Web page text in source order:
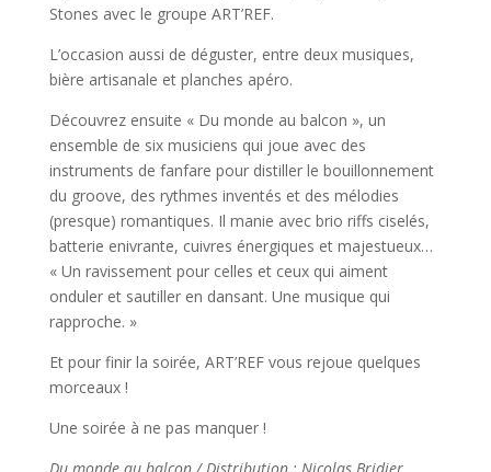
Stones avec le groupe ART’REF.
L’occasion aussi de déguster, entre deux musiques,
bière artisanale et planches apéro.
Découvrez ensuite « Du monde au balcon », un
ensemble de six musiciens qui joue avec des
instruments de fanfare pour distiller le bouillonnement
du groove, des rythmes inventés et des mélodies
(presque) romantiques. Il manie avec brio riffs ciselés,
batterie enivrante, cuivres énergiques et majestueux…
« Un ravissement pour celles et ceux qui aiment
onduler et sautiller en dansant. Une musique qui
rapproche. »
Et pour finir la soirée, ART’REF vous rejoue quelques
morceaux !
Une soirée à ne pas manquer !